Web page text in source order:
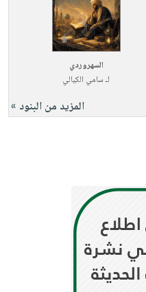
السهروردي
لـسامي الكيالي
المزيد من البنود »